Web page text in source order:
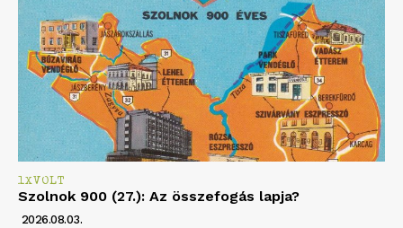
1XVOLT
Szolnok 900 (27.): Az összefogás lapja?
2026.08.03.